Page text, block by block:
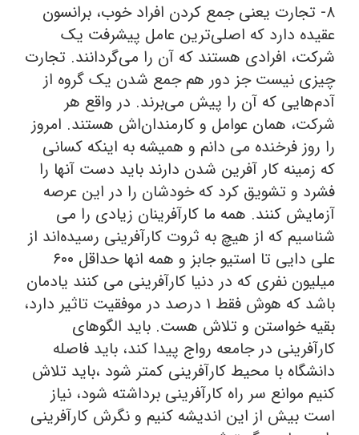
۸- تجارت یعنی جمع کردن افراد خوب، برانسون
عقیده دارد که اصلی‌ترین عامل پیشرفت یک
شرکت، افرادی هستند که آن را می‌گردانند. تجارت
چیزی نیست جز دور هم جمع شدن یک گروه از
آدم‌هایی که آن را پیش می‌برند. در واقع هر
شرکت، همان عوامل و کارمندان‌اش هستند. امروز
را روز فرخنده می دانم و همیشه به اینکه کسانی
که زمینه کار آفرین شدن دارند باید دست آنها را
فشرد و تشویق کرد که خودشان را در این عرصه
آزمایش کنند. همه ما کارآفرینان زیادی را می
شناسیم که از هیچ به ثروت کارآفرینی رسیده‌اند از
علی دایی تا استیو جابز و همه انها حداقل ۶۰۰
میلیون نفری که در دنیا کارآفرینی می کنند یادمان
باشد که هوش فقط ۱ درصد در موفقیت تاثیر دارد،
بقیه خواستن و تلاش هست. باید الگوهای
کارآفرینی در جامعه رواج پیدا کند، باید فاصله
دانشگاه با محیط کارآفرینی کمتر شود ،باید تلاش
کنیم موانع سر راه کارآفرینی برداشته شود، نیاز
است بیش از این اندیشه کنیم و نگرش کارآفرینی